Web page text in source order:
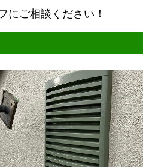
にご相談ください！